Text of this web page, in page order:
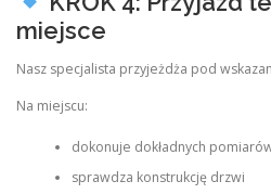
miejsce
Nasz specjalista przyjeżdża pod
Na miejscu:
dokonuje dokładnych
sprawdza konstrukcję drzwi